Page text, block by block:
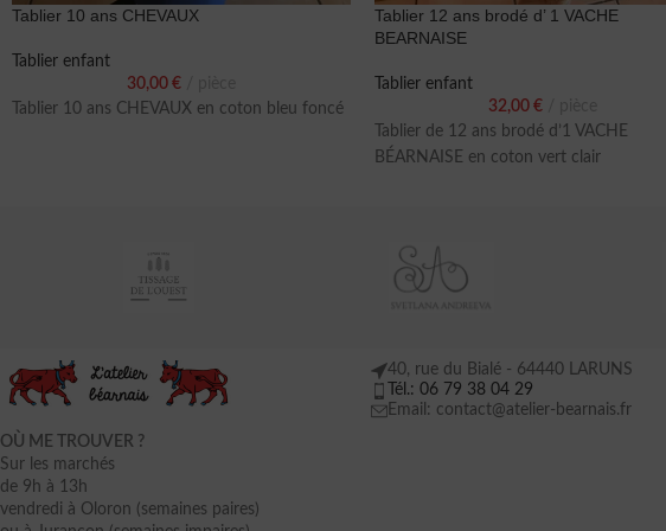
Tablier 10 ans CHEVAUX
Tablier enfant
30,00 €
Tablier 10 ans CHEVAUX en coton bleu foncé
Tablier 12 ans brodé d’ 1 VACHE
BEARNAISE
Tablier enfant
32,00€
Tablier de 12 ans brodé d’1 VACHE
BÉARNAISE en coton vert clair
OÙ ME TROUVER ?
Sur les marchés
de 9h à 13h
vendredi à Oloron (semaines paires)
40, rue du Bialé - 64440 LARUNS
Tél.: 06 79 38 04 29
Email: contact@atelier-bearnais.fr